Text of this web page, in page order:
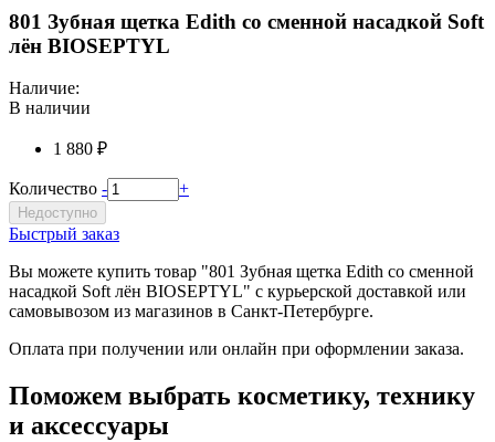
801 Зубная щетка Edith со сменной насадкой Soft
лён BIOSEPTYL
Наличие:
В наличии
1 880 ₽
Количество - +
Недоступно
Быстрый заказ
Вы можете купить товар "801 Зубная щетка Edith со сменной
насадкой Soft лён BIOSEPTYL" с курьерской доставкой или
самовывозом из магазинов в Санкт-Петербурге.
Оплата при получении или онлайн при оформлении заказа.
Поможем выбрать косметику, технику
и аксессуары